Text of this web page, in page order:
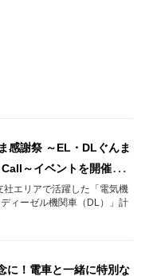
感謝祭 ～EL・DLぐんま
～イベントを開催し
社エリアで活躍した「電気機
ィーゼル機関車（DL）」計
に！電車と一緒に特別な